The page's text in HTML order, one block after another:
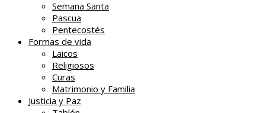
Semana Santa
Pascua
Pentecostés
Formas de vida
Laicos
Religiosos
Curas
Matrimonio y Familia
Justicia y Paz